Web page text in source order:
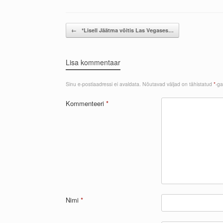
Post navigation
← *Lisell Jäätma võitis Las Vegases…
Lisa kommentaar
Sinu e-postiaadressi ei avaldata. Nõutavad väljad on tähistatud *-ga
Kommenteeri *
Nimi *